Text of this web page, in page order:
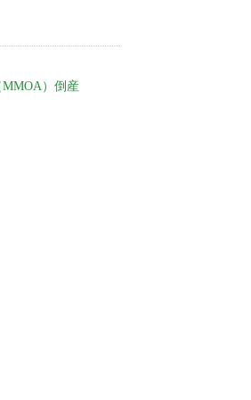
）倒産